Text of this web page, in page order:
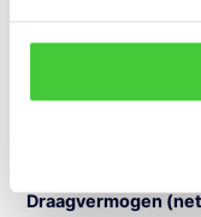
Draagvermogen